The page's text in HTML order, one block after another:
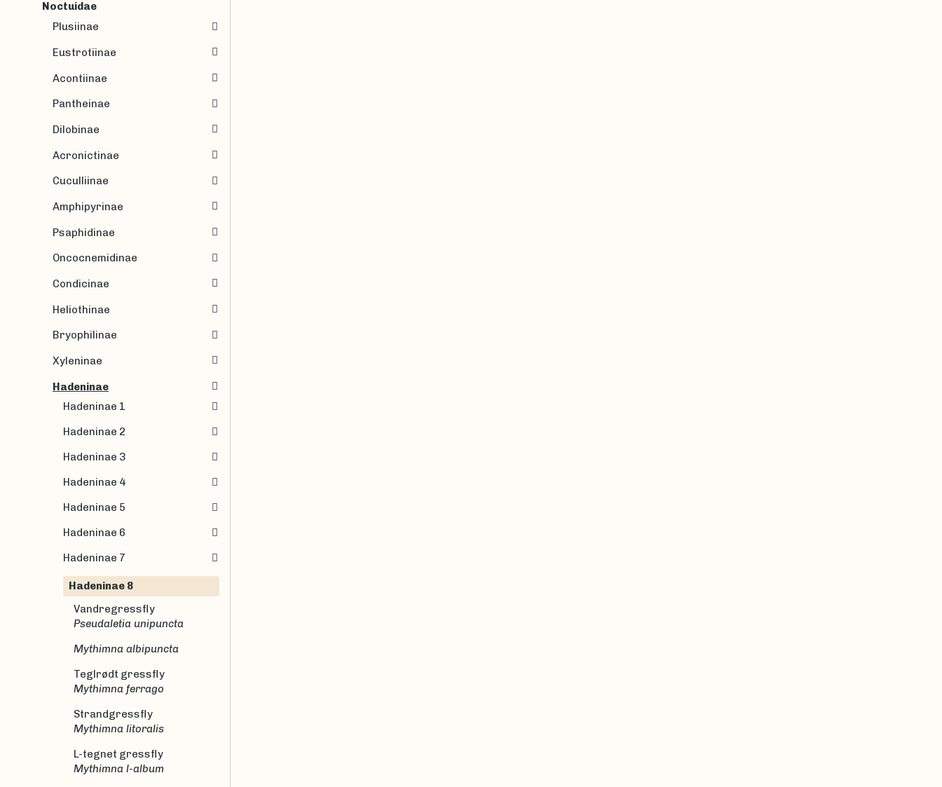
Noctuidae
Plusiinae
Eustrotiinae
Acontiinae
Pantheinae
Dilobinae
Acronictinae
Cuculliinae
Amphipyrinae
Psaphidinae
Oncocnemidinae
Condicinae
Heliothinae
Bryophilinae
Xyleninae
Hadeninae
Hadeninae 1
Hadeninae 2
Hadeninae 3
Hadeninae 4
Hadeninae 5
Hadeninae 6
Hadeninae 7
Hadeninae 8
Vandregressfly
Pseudaletia unipuncta
Mythimna albipuncta
Teglrødt gressfly
Mythimna ferrago
Strandgressfly
Mythimna litoralis
L-tegnet gressfly
Mythimna l-album